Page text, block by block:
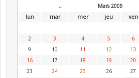
← Mars 2009
lun
mar mer jeu ven
2
3 4 5 6
9
10 11 12 13
16
17 18 19 20
23
24 25 26 27